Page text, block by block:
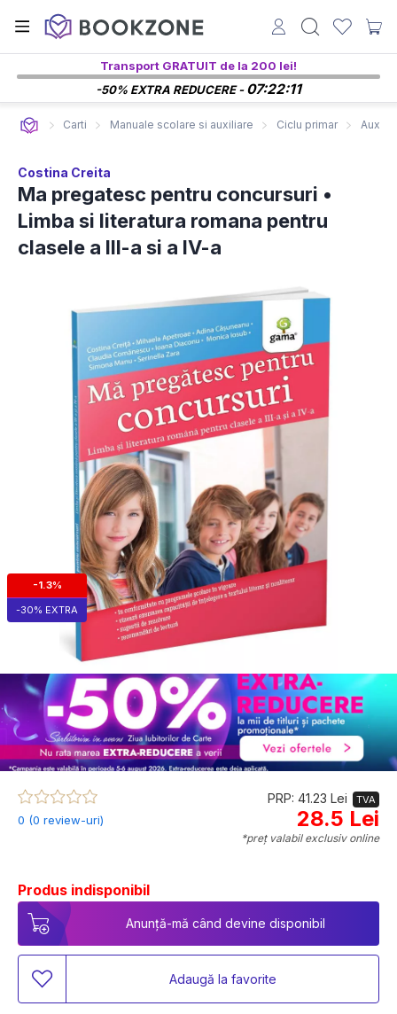
Transport GRATUIT de la 200 lei!
-50% EXTRA REDUCERE -07:22:10
Carti Manuale scolare si auxiliare Ciclu primar
Costina Creita
Ma pregatesc pentru concursuri •
Limba si literatura romana pentru
clasele a III-a si a IV-a
-1.3%
-30% EXTRA
0 (0 review-uri)
PRP: 41.23 Lei TVA
28.5 Lei
*preț valabil exclusiv online
Produs indisponibil
Anunță-mă când devine disponibil
Adaugă la favorite